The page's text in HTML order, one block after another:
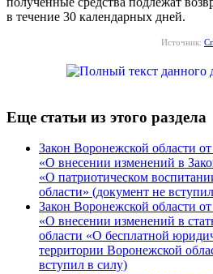
в течение 30 календарных дней.
Источник:
Еще статьи из этого раздела
Закон Воронежской области
«О внесении изменений в
«О патриотическом
области» (документ не
Закон Воронежской области
«О внесении изменений в
области «О бесплатной
территории Воронежской
вступил в силу)